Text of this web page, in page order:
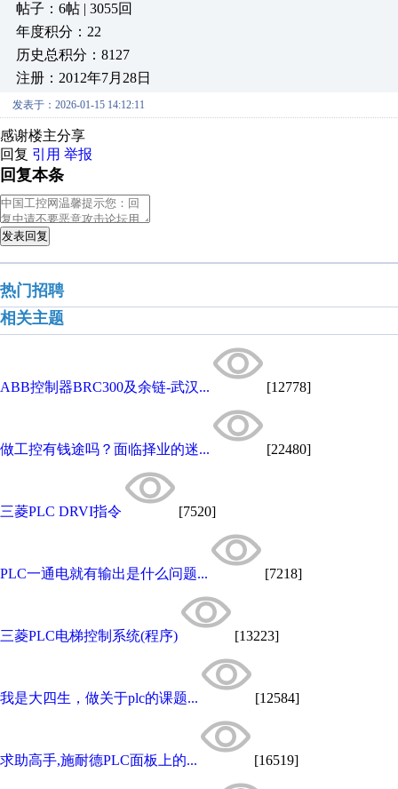
帖子：6帖 | 3055回
年度积分：22
历史总积分：8127
注册：2012年7月28日
发表于：2026-01-15 14:12:11
感谢楼主分享
回复 引用 举报
回复本条
发表回复
热门招聘
相关主题
ABB控制器BRC300及余链-武汉... [12778]
做工控有钱途吗？面临择业的迷... [22480]
三菱PLC DRVI指令 [7520]
PLC一通电就有输出是什么问题... [7218]
三菱PLC电梯控制系统(程序) [13223]
我是大四生，做关于plc的课题... [12584]
求助高手,施耐德PLC面板上的... [16519]